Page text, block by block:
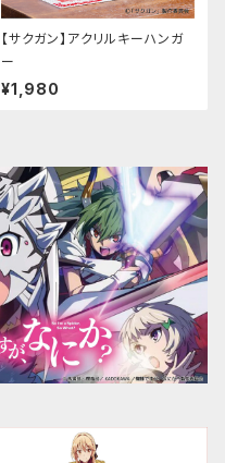
【サクガン】アクリルキーハンガ
ー
¥1,980